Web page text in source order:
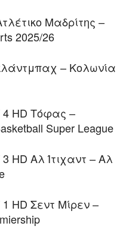
Μαδρίτης –
2025/26
– Κολωνία
4 HD Τόφας –
Super League
HD Αλ Ίτιχαντ – Αλ
1 HD Σεντ Μίρεν –